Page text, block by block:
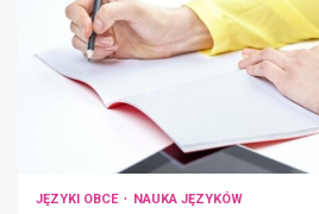
JĘZYKI OBCE NAUKA JĘZYKÓW